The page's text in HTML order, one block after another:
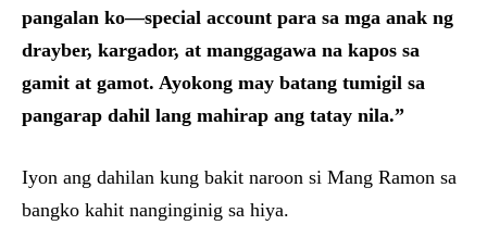
pangalan ko—special account para sa mga anak ng
drayber, kargador, at manggagawa na kapos sa
gamit at gamot. Ayokong may batang tumigil sa
pangarap dahil lang mahirap ang tatay nila.”
Iyon ang dahilan kung bakit naroon si Mang Ramon sa
bangko kahit nanginginig sa hiya.